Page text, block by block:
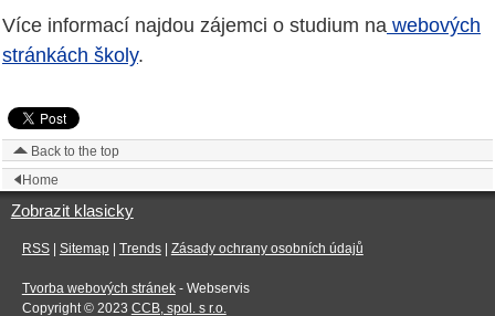
Více informací najdou zájemci o studium na webových
stránkách školy.
Back to the top
Home
Zobrazit klasicky
RSS| Sitemap| Trends| Zásady ochrany osobních údajů
Tvorba webových stránek- Webservis
Copyright © 2023 CCB, spol. s r.o.